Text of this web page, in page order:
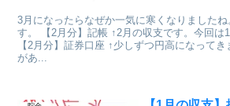
3月になったらなぜか一気に寒くなりました
す。 【2月分】記帳 ↑2月の収支です。今回は1
【2月分】証券口座 ↑少しずつ円高になって
があ...